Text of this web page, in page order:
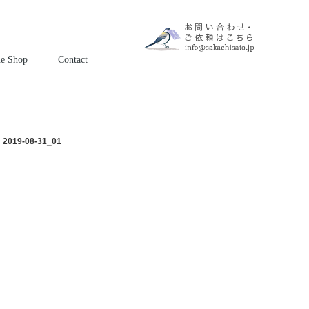
Shop Contact
2019-08-31_01